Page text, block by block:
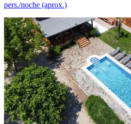
pers./noche (aprox.)